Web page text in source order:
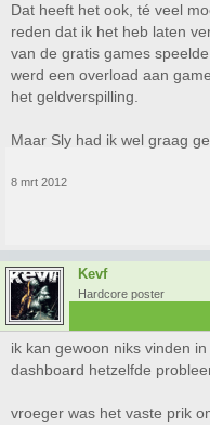
Dat heeft het ook, té veel
reden dat ik het heb laten
van de gratis games
werd een overload aan
het geldverspilling.
Maar Sly had ik wel graag
8 mrt 2012
Kevf
Hardcore poster
ik kan gewoon niks vinden
dashboard hetzelfde
vroeger was het vaste prik